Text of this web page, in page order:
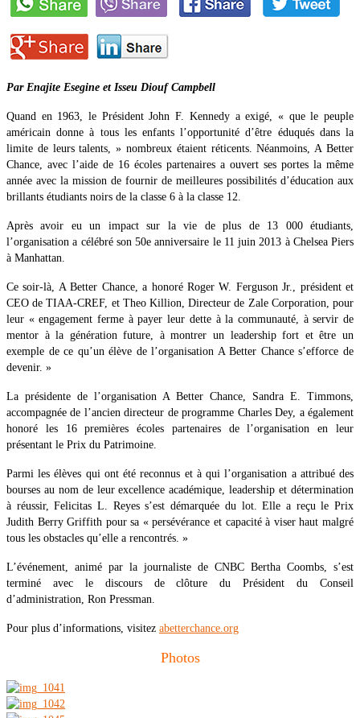
Par Enajite Esegine et Isseu Diouf Campbell
Quand en 1963, le Président John F. Kennedy a exigé, « que le peuple
américain donne à tous les enfants l’opportunité d’être éduqués dans la
limite de leurs talents, » nombreux étaient réticents. Néanmoins, A Better
Chance, avec l’aide de 16 écoles partenaires a ouvert ses portes la même
année avec la mission de fournir de meilleures possibilités d’éducation aux
brillants étudiants noirs de la classe 6 à la classe 12.
Après avoir eu un impact sur la vie de plus de 13 000 étudiants,
l’organisation a célébré son 50e anniversaire le 11 juin 2013 à Chelsea Piers
à Manhattan.
Ce soir-là, A Better Chance, a honoré Roger W. Ferguson Jr., président et
CEO de TIAA-CREF, et Theo Killion, Directeur de Zale Corporation, pour
leur « engagement ferme à payer leur dette à la communauté, à servir de
mentor à la génération future, à montrer un leadership fort et être un
exemple de ce qu’un élève de l’organisation A Better Chance s’efforce de
devenir. »
La présidente de l’organisation A Better Chance, Sandra E. Timmons,
accompagnée de l’ancien directeur de programme Charles Dey, a également
honoré les 16 premières écoles partenaires de l’organisation en leur
présentant le Prix du Patrimoine.
Parmi les élèves qui ont été reconnus et à qui l’organisation a attribué des
bourses au nom de leur excellence académique, leadership et détermination
à réussir, Felicitas L. Reyes s’est démarquée du lot. Elle a reçu le Prix
Judith Berry Griffith pour sa « persévérance et capacité à viser haut malgré
tous les obstacles qu’elle a rencontrés. »
L’événement, animé par la journaliste de CNBC Bertha Coombs, s’est
terminé avec le discours de clôture du Président du Conseil
d’administration, Ron Pressman.
Pour plus d’informations, visitez abetterchance.org
Photos